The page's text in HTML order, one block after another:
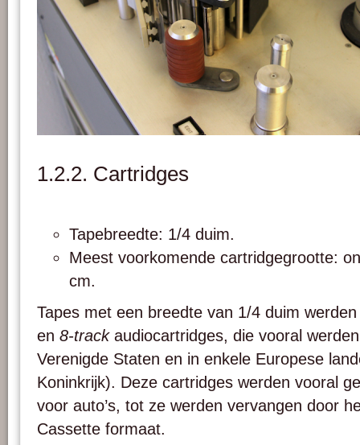
1.2.2. Cartridges
Tapebreedte: 1/4 duim.
Meest voorkomende cartridgegrootte:
cm.
Tapes met een breedte van 1/4 duim
en 8-trackaudiocartridges, die vooral
Verenigde Staten en in enkele Europese
Koninkrijk). Deze cartridges werden vooral
voor auto’s, tot ze werden vervangen door
Cassette formaat.